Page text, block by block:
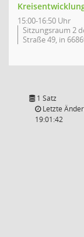
15:00-16:50 Uhr
Sitzungsraum 2
Straße 49, in
1 Satz
Letzte
19:01:42